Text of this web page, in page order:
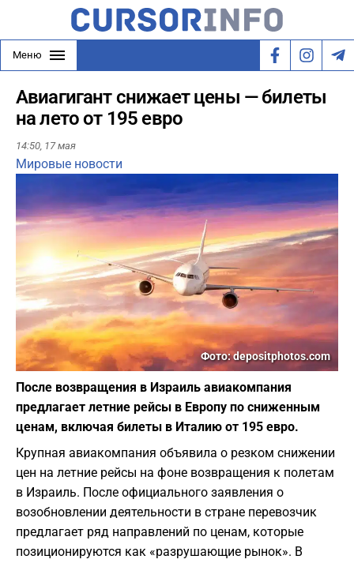
Меню
Авиагигант снижает цены — билеты
на лето от 195 евро
14:50, 17 мая
Мировые новости
Фото: depositphotos.com
После возвращения в Израиль авиакомпания
предлагает летние рейсы в Европу по сниженным
ценам, включая билеты в Италию от 195 евро.
Крупная авиакомпания объявила о резком снижении
цен на летние рейсы на фоне возвращения к полетам
в Израиль. После официального заявления о
возобновлении деятельности в стране перевозчик
предлагает ряд направлений по ценам, которые
позиционируются как «разрушающие рынок». В